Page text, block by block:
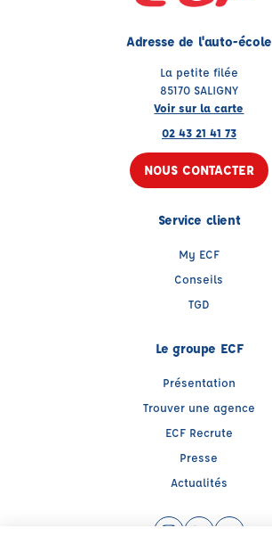
Adresse de l'auto-école
La petite filée
85170 SALIGNY
Voir sur la carte
02 43 21 41 73
NOUS CONTACTER
Service client
My ECF
Conseils
TGD
Le groupe ECF
Présentation
Trouver une agence
ECF Recrute
Presse
Actualités